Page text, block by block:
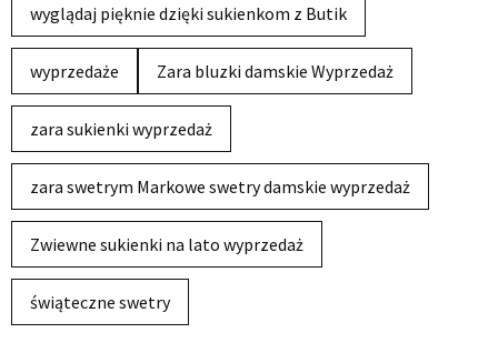
wyglądaj pięknie dzięki sukienkom z Butik
wyprzedaże Zara bluzki damskie Wyprzedaż
zara sukienki wyprzedaż
zara swetrym Markowe swetry damskie wyprzedaż
Zwiewne sukienki na lato wyprzedaż
świąteczne swetry